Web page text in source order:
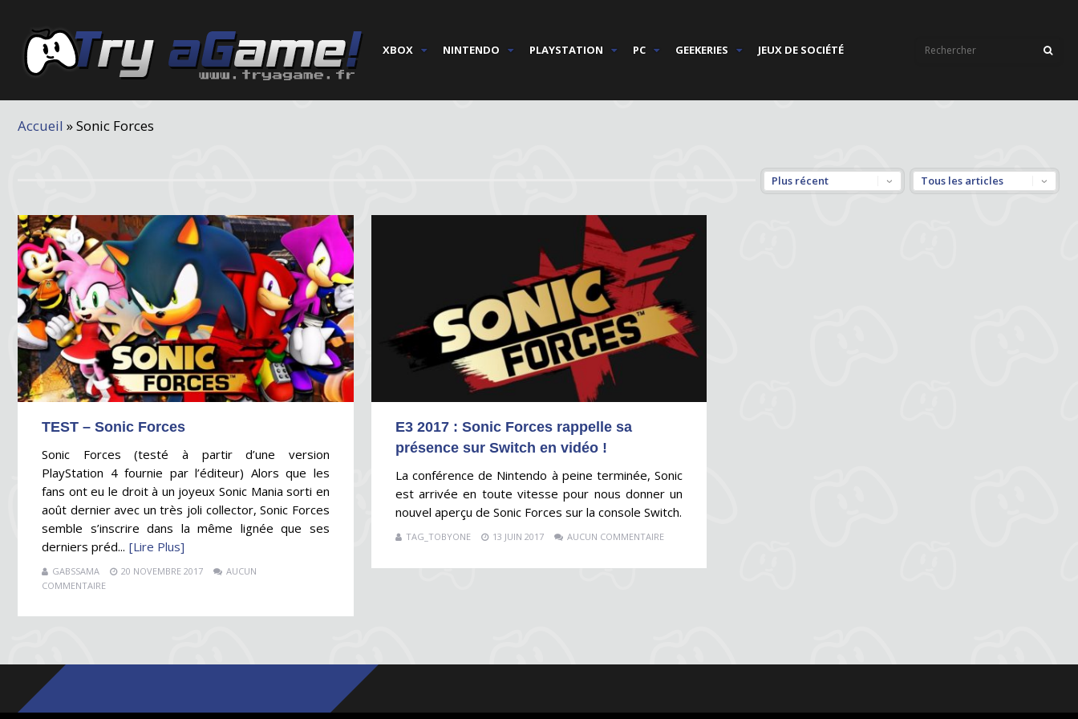
XBOX NINTENDO PLAYSTATION PC GEEKERIES JEUX DE SOCIÉTÉ
Accueil »Sonic Forces
TEST – Sonic Forces
Sonic Forces (testé à partir d’une version
PlayStation 4 fournie par l’éditeur) Alors que les
fans ont eu le droit à un joyeux Sonic Mania sorti en
août dernier avec un très joli collector, Sonic Forces
semble s’inscrire dans la même lignée que ses
derniers préd... [Lire Plus]
GABSSAMA 20 NOVEMBRE 2017
AUCUN
COMMENTAIRE
E3 2017 : Sonic Forces rappelle sa
présence sur Switch en vidéo !
La conférence de Nintendo à peine terminée, Sonic
est arrivée en toute vitesse pour nous donner un
nouvel aperçu de Sonic Forces sur la console Switch.
TAG_TOBYONE 13 JUIN 2017 AUCUN COMMENTAIRE
2.12k 9.66k 20 71.00k